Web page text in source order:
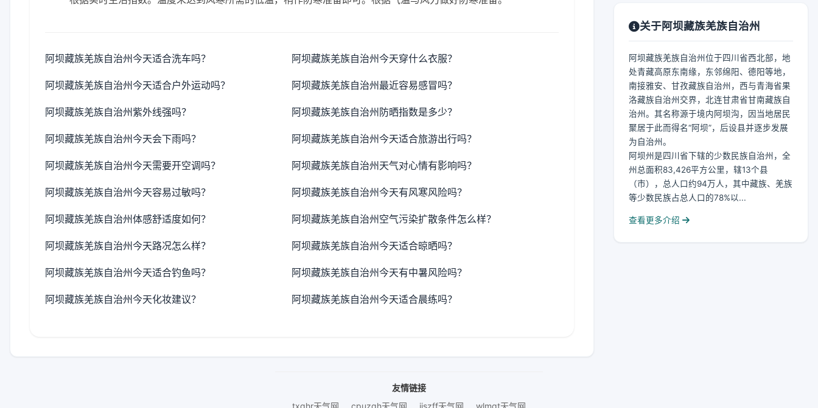
阿坝藏族羌族自治州今天适合洗车吗？ 阿坝藏族羌族自治州今天穿什么衣服？
阿坝藏族羌族自治州今天适合户外运动吗？ 阿坝藏族羌族自治州最近容易感冒吗？
阿坝藏族羌族自治州紫外线强吗？ 阿坝藏族羌族自治州防晒指数是多少？
阿坝藏族羌族自治州今天会下雨吗？ 阿坝藏族羌族自治州今天适合旅游出行吗？
阿坝藏族羌族自治州今天需要开空调吗？ 阿坝藏族羌族自治州天气对心情有影响吗？
阿坝藏族羌族自治州今天容易过敏吗？ 阿坝藏族羌族自治州今天有风寒风险吗？
阿坝藏族羌族自治州体感舒适度如何？ 阿坝藏族羌族自治州空气污染扩散条件怎么样？
阿坝藏族羌族自治州今天路况怎么样？ 阿坝藏族羌族自治州今天适合晾晒吗？
阿坝藏族羌族自治州今天适合钓鱼吗？ 阿坝藏族羌族自治州今天有中暑风险吗？
阿坝藏族羌族自治州今天化妆建议？ 阿坝藏族羌族自治州今天适合晨练吗？
关于阿坝藏族羌族自治州
阿坝藏族羌族自治州位于四川省西北部，地
处青藏高原东南缘，东邻绵阳、德阳等地，
南接雅安、甘孜藏族自治州，西与青海省果
洛藏族自治州交界，北连甘肃省甘南藏族自
治州。其名称源于境内阿坝沟，因当地居民
聚居于此而得名“阿坝”，后设县并逐步发展
为自治州。
阿坝州是四川省下辖的少数民族自治州，全
州总面积83,426平方公里，辖13个县
（市），总人口约94万人，其中藏族、羌族
等少数民族占总人口的78%以...
查看更多介绍
友情链接
txqhr天气网
cpuzqh天气网 iiszff天气网 wlmgt天气网